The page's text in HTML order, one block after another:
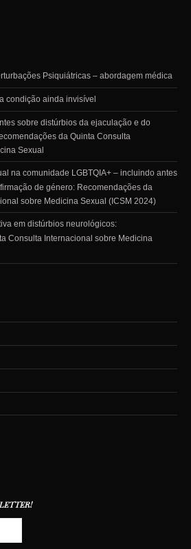
Psiquiátricas – abordagem médica
condição ainda invisível
sobre distúrbios da ejaculação e do
da Quinta Consulta
Sexual
na comunidade LGBTQIA+ – incluindo antes
de género: Recomendações da
sobre Medicina Sexual (ICSM 2024)
em distúrbios neurológicos:
Consulta Internacional sobre Medicina